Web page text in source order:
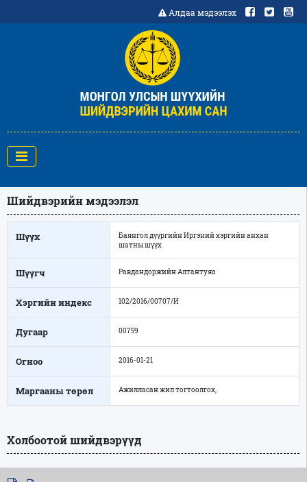
Алдаа мэдээлэх
Шийдвэрийн мэдээлэл
Шүүх
Баянгол дүүргийн Иргэний хэргийн анхан
шатны шүүх
Шүүгч Равдандоржийн Алтантуяа
Хэргийн индекс 102/2016/00707/И
Дугаар 00759
Огноо 2016-01-21
Маргааны төрөл Ажилласан жил тогтоолгох,
Холбоотой шийдвэрүүд